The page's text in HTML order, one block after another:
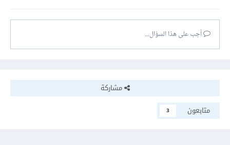
أجب على هذا السؤال...
مشاركة
متابعون
3